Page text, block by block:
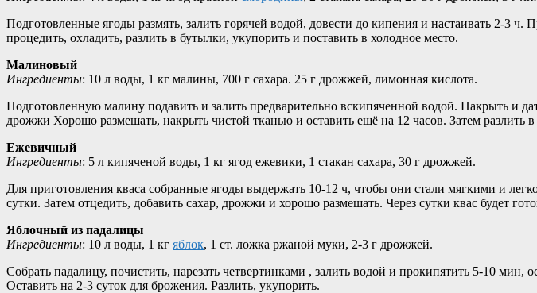
Подготовленные ягоды размять, залить горячей водой, довести до кипения и настаивать 2-3
процедить, охладить, разлить в бутылки, укупорить и поставить в холодное место.
Малиновый
Ингредиенты: 10 л воды, 1 кг малины, 700 г сахара. 25 г дрожжей, лимонная кислота.
Подготовленную малину подавить и залить предварительно вскипяченной водой. Накрыть и
дрожжи Хорошо размешать, накрыть чистой тканью и оставить ещё на 12 часов. Затем разлить
Ежевичный
Ингредиенты: 5 л кипяченой воды, 1 кг ягод ежевики, 1 стакан сахара, 30 г дрожжей.
Для приготовления кваса собранные ягоды выдержать 10-12 ч, чтобы они стали мягкими и
сутки. Затем отцедить, добавить сахар, дрожжи и хорошо размешать. Через сутки квас будет
Яблочный из падалицы
Ингредиенты: 10 л воды, 1 кг яблок, 1 ст. ложка ржаной муки, 2-3 г дрожжей.
Собрать падалицу, почистить, нарезать четвертинками , залить водой и прокипятить 5-10
Оставить на 2-3 суток для брожения. Разлить, укупорить.